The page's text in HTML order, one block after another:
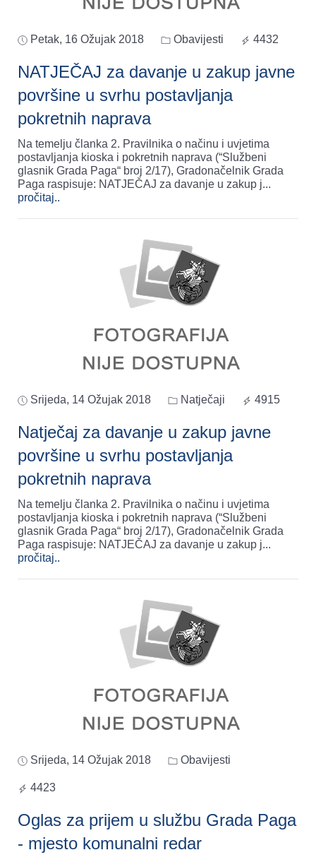
Petak, 16 Ožujak 2018 Obavijesti 4432
NATJEČAJ za davanje u zakup javne
površine u svrhu postavljanja
pokretnih naprava
Na temelju članka 2. Pravilnika o načinu i uvjetima
postavljanja kioska i pokretnih naprava (“Službeni
glasnik Grada Paga“ broj 2/17), Gradonačelnik Grada
Paga raspisuje: NATJEČAJ za davanje u zakup j...
pročitaj..
Srijeda, 14 Ožujak 2018 Natječaji 4915
Natječaj za davanje u zakup javne
površine u svrhu postavljanja
pokretnih naprava
Na temelju članka 2. Pravilnika o načinu i uvjetima
postavljanja kioska i pokretnih naprava (“Službeni
glasnik Grada Paga“ broj 2/17), Gradonačelnik Grada
Paga raspisuje: NATJEČAJ za davanje u zakup j...
pročitaj..
Srijeda, 14 Ožujak 2018 Obavijesti
4423
Oglas za prijem u službu Grada Paga
- mjesto komunalni redar